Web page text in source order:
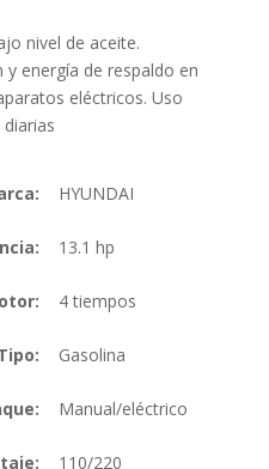
nivel de aceite.
energía de respaldo en
eléctricos. Uso
HYUNDAI
13.1 hp
4 tiempos
Gasolina
Manual/eléctrico
110/220